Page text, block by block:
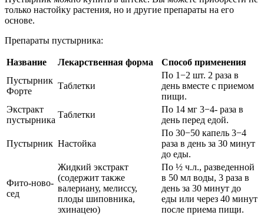
только настойку растения, но и другие препараты на его
основе.
Препараты пустырника:
Название Лекарственная форма
Способ применения
Пустырник
Форте
Таблетки
По 1−2 шт. 2 раза в
день вместе с приемом
пищи.
Экстракт
пустырника
Таблетки
По 14 мг 3−4- раза в
день перед едой.
Пустырник Настойка
По 30−50 капель 3−4
раза в день за 30 минут
до еды.
Фито-ново-
сед
Жидкий экстракт
(содержит также
валериану, мелиссу,
плоды шиповника,
эхинацею)
По ½ ч.л., разведенной
в 50 мл воды, 3 раза в
день за 30 минут до
еды или через 40 минут
после приема пищи.